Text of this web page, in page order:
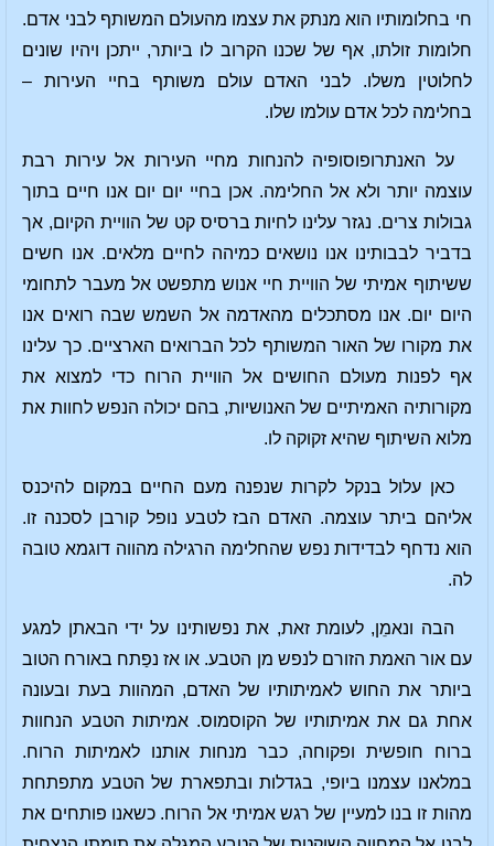
חי בחלומותיו הוא מנתק את עצמו מהעולם המשותף לבני אדם.
חלומות זולתו, אף של שכנו הקרוב לו ביותר, ייתכן ויהיו שונים
לחלוטין משלו. לבני האדם עולם משותף בחיי העירות –
בחלימה לכל אדם עולמו שלו.
על האנתרופוסופיה להנחות מחיי העירות אל עירות רבת
עוצמה יותר ולא אל החלימה. אכן בחיי יום יום אנו חיים בתוך
גבולות צרים. נגזר עלינו לחיות ברסיס קט של הוויית הקיום, אך
בדביר לבבותינו אנו נושאים כמיהה לחיים מלאים. אנו חשים
ששיתוף אמיתי של הוויית חיי אנוש מתפשט אל מעבר לתחומי
היום יום. אנו מסתכלים מהאדמה אל השמש שבה רואים אנו
את מקורו של האור המשותף לכל הברואים הארציים. כך עלינו
אף לפנות מעולם החושים אל הוויית הרוח כדי למצוא את
מקורותיה האמיתיים של האנושיות, בהם יכולה הנפש לחוות את
מלוא השיתוף שהיא זקוקה לו.
כאן עלול בנקל לקרות שנפנה מעם החיים במקום להיכנס
אליהם ביתר עוצמה. האדם הבז לטבע נופל קורבן לסכנה זו.
הוא נדחף לבדידות נפש שהחלימה הרגילה מהווה דוגמא טובה
לה.
הבה ונאמֵן, לעומת זאת, את נפשותינו על ידי הבאתן למגע
עם אור האמת הזורם לנפש מן הטבע. או אז נפַתח באורח הטוב
ביותר את החוש לאמיתותיו של האדם, המהוות בעת ובעונה
אחת גם את אמיתותיו של הקוסמוס. אמיתות הטבע הנחוות
ברוח חופשית ופקוחה, כבר מנחות אותנו לאמיתות הרוח.
במלאנו עצמנו ביופי, בגדלות ובתפארת של הטבע מתפתחת
מהות זו בנו למעיין של רגש אמיתי אל הרוח. כשאנו פותחים את